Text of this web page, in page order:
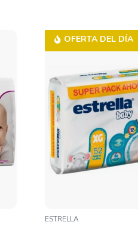
ESTRELLA
OFERTA DEL DÍA